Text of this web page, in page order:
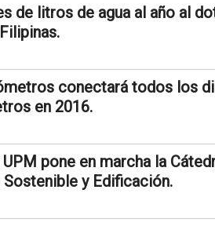
de litros de agua al año al
conectará todos los
en 2016.
pone en marcha la
y Edificación.